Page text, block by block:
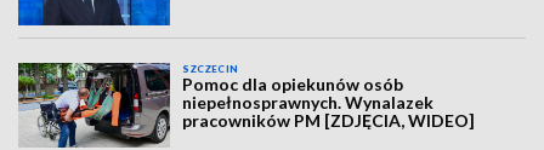
SZCZECIN
Pomoc dla opiekunów osób
niepełnosprawnych. Wynalazek
pracowników PM [ZDJĘCIA, WIDEO]